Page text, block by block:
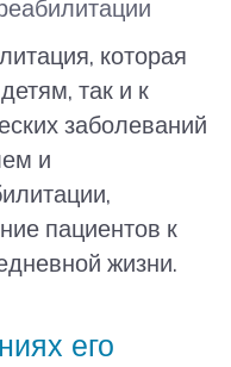
которая
так и к
заболеваний
и
пациентов к
жизни.
его